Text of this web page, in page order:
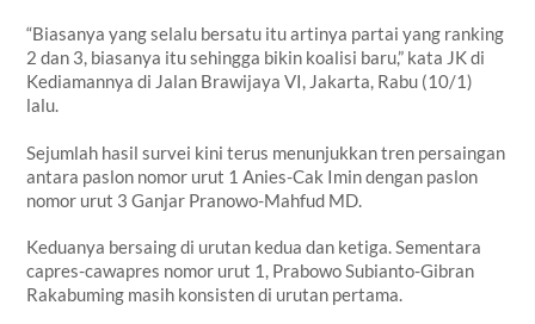
“Biasanya yang selalu bersatu itu artinya partai yang ranking
2 dan 3, biasanya itu sehingga bikin koalisi baru,” kata JK di
Kediamannya di Jalan Brawijaya VI, Jakarta, Rabu (10/1)
lalu.
Sejumlah hasil survei kini terus menunjukkan tren persaingan
antara paslon nomor urut 1 Anies-Cak Imin dengan paslon
nomor urut 3 Ganjar Pranowo-Mahfud MD.
Keduanya bersaing di urutan kedua dan ketiga. Sementara
capres-cawapres nomor urut 1, Prabowo Subianto-Gibran
Rakabuming masih konsisten di urutan pertama.